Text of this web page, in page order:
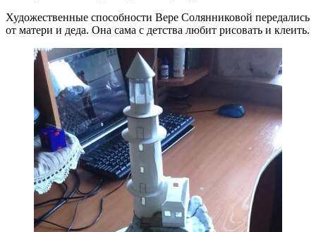
Художественные способности Вере Солянниковой передались
от матери и деда. Она сама с детства любит рисовать и клеить.